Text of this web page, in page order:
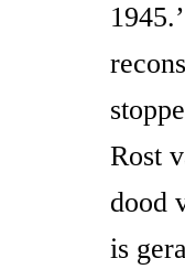
Rost
dood
is